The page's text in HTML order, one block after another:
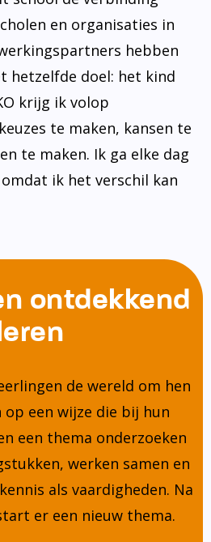
en organisaties in
hebben
hetzelfde doel: het kind
krijg ik volop
te maken, kansen te
te maken. Ik ga elke dag
ik het verschil kan
ontdekkend
de wereld om hen
op een wijze die bij hun
een thema onderzoeken
werken samen en
als vaardigheden. Na
er een nieuw thema.